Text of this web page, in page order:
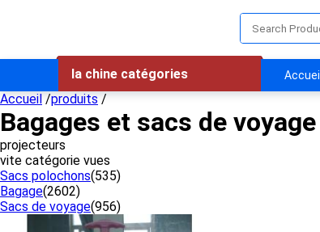
la chine catégories Accueil
Accueil /produits /
Bagages et sacs de voyage
projecteurs
vite catégorie vues
Sacs polochons(535)
Bagage(2602)
Sacs de voyage(956)